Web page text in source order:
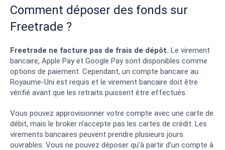
Comment déposer des fonds sur
Freetrade ?
Freetrade ne facture pas de frais de dépôt. Le virement
bancaire, Apple Pay et Google Pay sont disponibles comme
options de paiement. Cependant, un compte bancaire au
Royaume-Uni est requis et le virement bancaire doit être
vérifié avant que les retraits puissent être effectués.
Vous pouvez approvisionner votre compte avec une carte de
débit, mais le broker n’accepte pas les cartes de crédit. Les
virements bancaires peuvent prendre plusieurs jours
ouvrables. Vous ne pouvez déposer qu’à partir d’un compte à